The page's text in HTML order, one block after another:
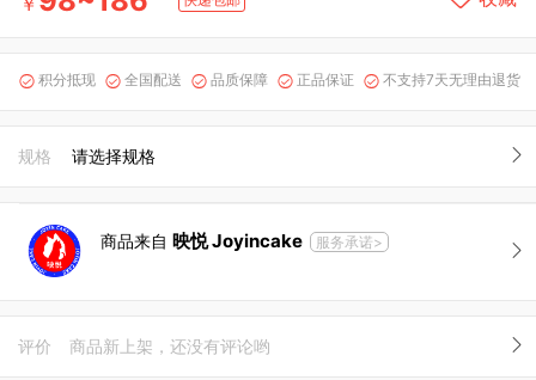
 积分抵现  全国配送  品质保障  正品保证  不支持7天无理由退货
规格 请选择规格
商品来自 映悦 Joyincake 服务承诺>
评价 商品新上架，还没有评论哟